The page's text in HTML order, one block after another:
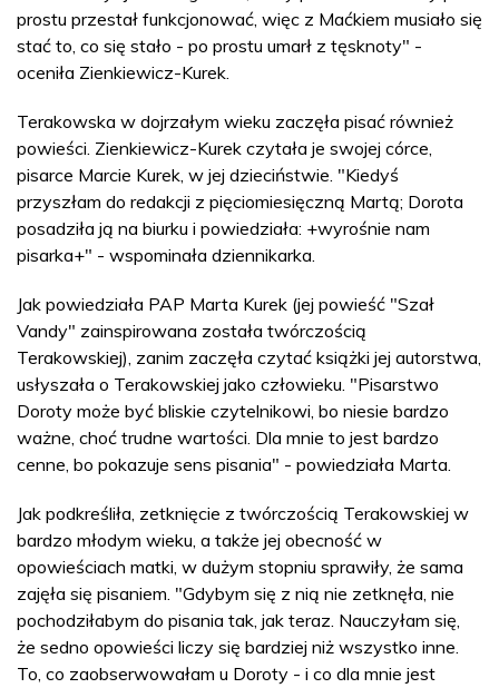
prostu przestał funkcjonować, więc z Maćkiem musiało się
stać to, co się stało - po prostu umarł z tęsknoty" -
oceniła Zienkiewicz-Kurek.
Terakowska w dojrzałym wieku zaczęła pisać również
powieści. Zienkiewicz-Kurek czytała je swojej córce,
pisarce Marcie Kurek, w jej dzieciństwie. "Kiedyś
przyszłam do redakcji z pięciomiesięczną Martą; Dorota
posadziła ją na biurku i powiedziała: +wyrośnie nam
pisarka+" - wspominała dziennikarka.
Jak powiedziała PAP Marta Kurek (jej powieść "Szał
Vandy" zainspirowana została twórczością
Terakowskiej), zanim zaczęła czytać książki jej autorstwa,
usłyszała o Terakowskiej jako człowieku. "Pisarstwo
Doroty może być bliskie czytelnikowi, bo niesie bardzo
ważne, choć trudne wartości. Dla mnie to jest bardzo
cenne, bo pokazuje sens pisania" - powiedziała Marta.
Jak podkreśliła, zetknięcie z twórczością Terakowskiej w
bardzo młodym wieku, a także jej obecność w
opowieściach matki, w dużym stopniu sprawiły, że sama
zajęła się pisaniem. "Gdybym się z nią nie zetknęła, nie
pochodziłabym do pisania tak, jak teraz. Nauczyłam się,
że sedno opowieści liczy się bardziej niż wszystko inne.
To, co zaobserwowałam u Doroty - i co dla mnie jest